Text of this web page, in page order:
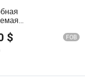
сталь для
входная
$ FOB